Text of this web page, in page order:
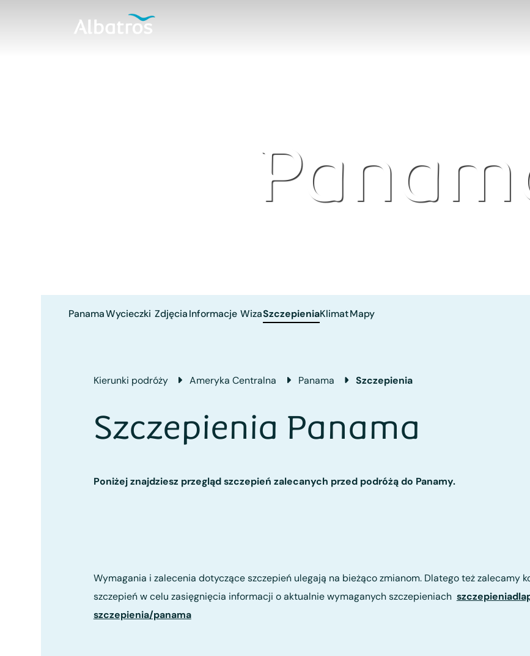
PanamaWycieczki ZdjęciaInformacje WizaSzczepieniaKlimatMapy
Kierunki podróży Ameryka Centralna Panama Szczepienia
Szczepienia Panama
Poniżej znajdziesz przegląd szczepień zalecanych przed podróżą do Panamy.
Wymagania i zalecenia dotyczące szczepień ulegają na bieżąco zmianom. Dlatego też zalecamy
szczepień w celu zasięgnięcia informacji o aktualnie wymaganych szczepieniach
szczepienia/panama